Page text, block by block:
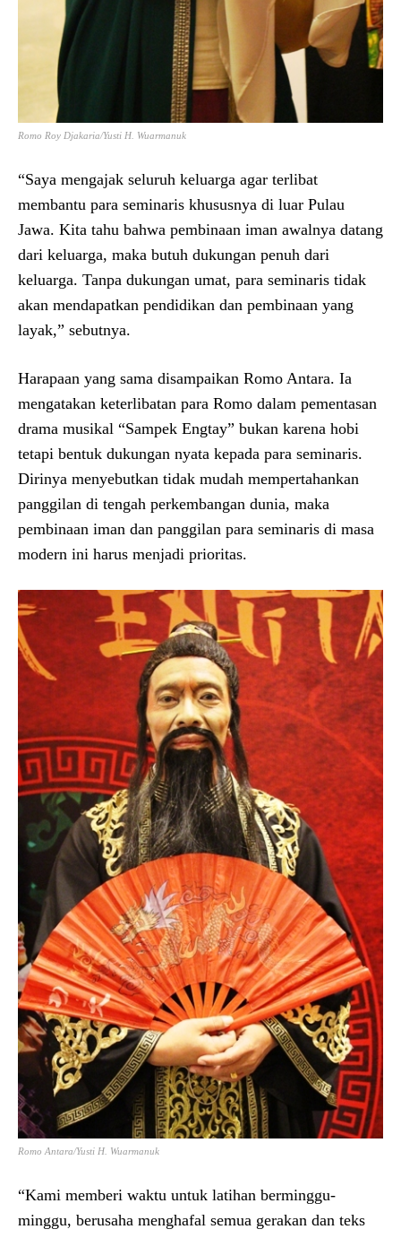
Romo Roy Djakaria/Yusti H. Wuarmanuk
“Saya mengajak seluruh keluarga agar terlibat
membantu para seminaris khususnya di luar Pulau
Jawa. Kita tahu bahwa pembinaan iman awalnya datang
dari keluarga, maka butuh dukungan penuh dari
keluarga. Tanpa dukungan umat, para seminaris tidak
akan mendapatkan pendidikan dan pembinaan yang
layak,” sebutnya.
Harapaan yang sama disampaikan Romo Antara. Ia
mengatakan keterlibatan para Romo dalam pementasan
drama musikal “Sampek Engtay” bukan karena hobi
tetapi bentuk dukungan nyata kepada para seminaris.
Dirinya menyebutkan tidak mudah mempertahankan
panggilan di tengah perkembangan dunia, maka
pembinaan iman dan panggilan para seminaris di masa
modern ini harus menjadi prioritas.
Romo Antara/Yusti H. Wuarmanuk
“Kami memberi waktu untuk latihan berminggu-
minggu, berusaha menghafal semua gerakan dan teks